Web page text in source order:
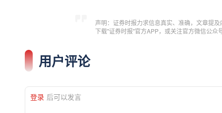
声明：证券时报力求信息真实、准确，文章提
下载"证券时报"官方APP，或关注官方微信公
用户评论
登录 后可以发言